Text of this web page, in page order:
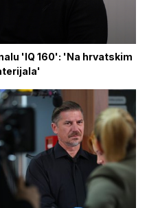
'IQ 160': 'Na hrvatskim